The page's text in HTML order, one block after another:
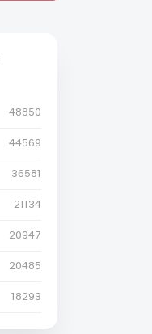
48850
44569
36581
21134
20947
20485
18293